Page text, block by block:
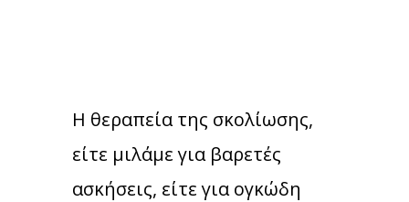
Η θεραπεία της σκολίωσης,
είτε μιλάμε για βαρετές
ασκήσεις, είτε για ογκώδη